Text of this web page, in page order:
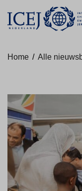
Home / Alle